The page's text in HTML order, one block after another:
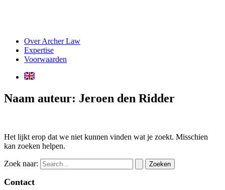
Over Archer Law
Expertise
Voorwaarden
Naam auteur: Jeroen den Ridder
Het lijkt erop dat we niet kunnen vinden wat je zoekt. Misschien
kan zoeken helpen.
Zoek naar:
Contact